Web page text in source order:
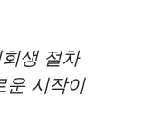
생 절차
운 시작이